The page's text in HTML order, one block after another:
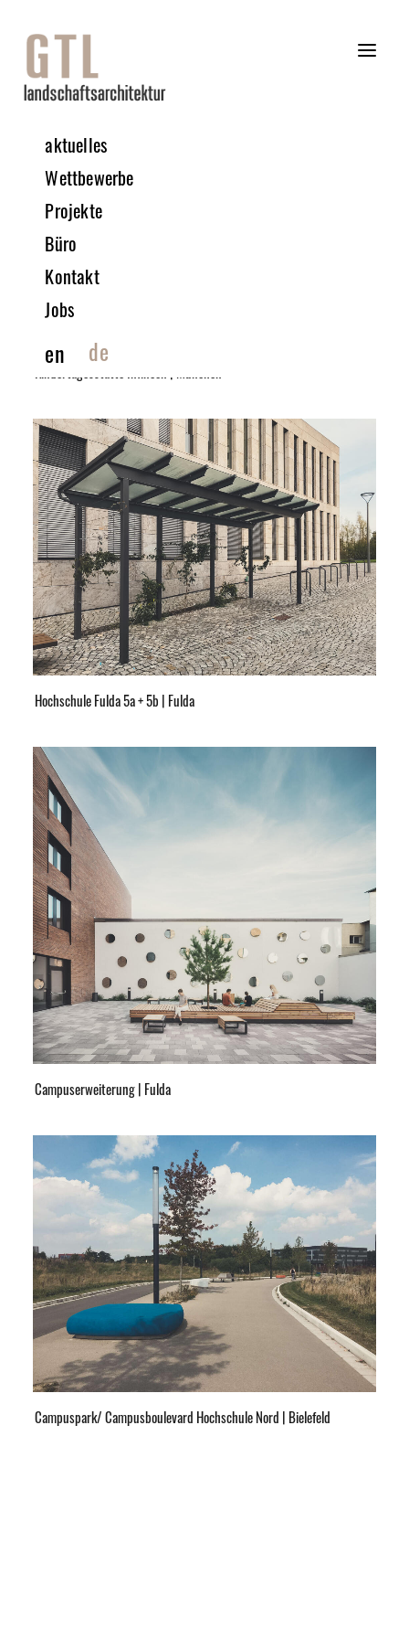
aktuelles
Wettbewerbe
Projekte
Büro
Kontakt
Jobs
en de
Hochschule Fulda 5a + 5b | Fulda
Campuserweiterung | Fulda
Campuspark/ Campusboulevard Hochschule Nord | Bielefeld